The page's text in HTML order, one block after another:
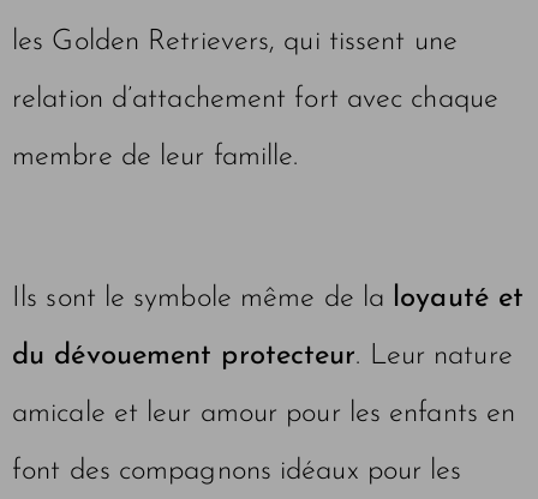
les Golden Retrievers, qui tissent une
relation d’attachement fort avec chaque
membre de leur famille.
Ils sont le symbole même de la
loyauté et
du dévouement protecteur. Leur nature
amicale et leur amour pour les enfants en
font des compagnons idéaux pour les